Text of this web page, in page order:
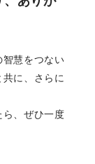
慧をつない
に、さらに
、ぜひ一度